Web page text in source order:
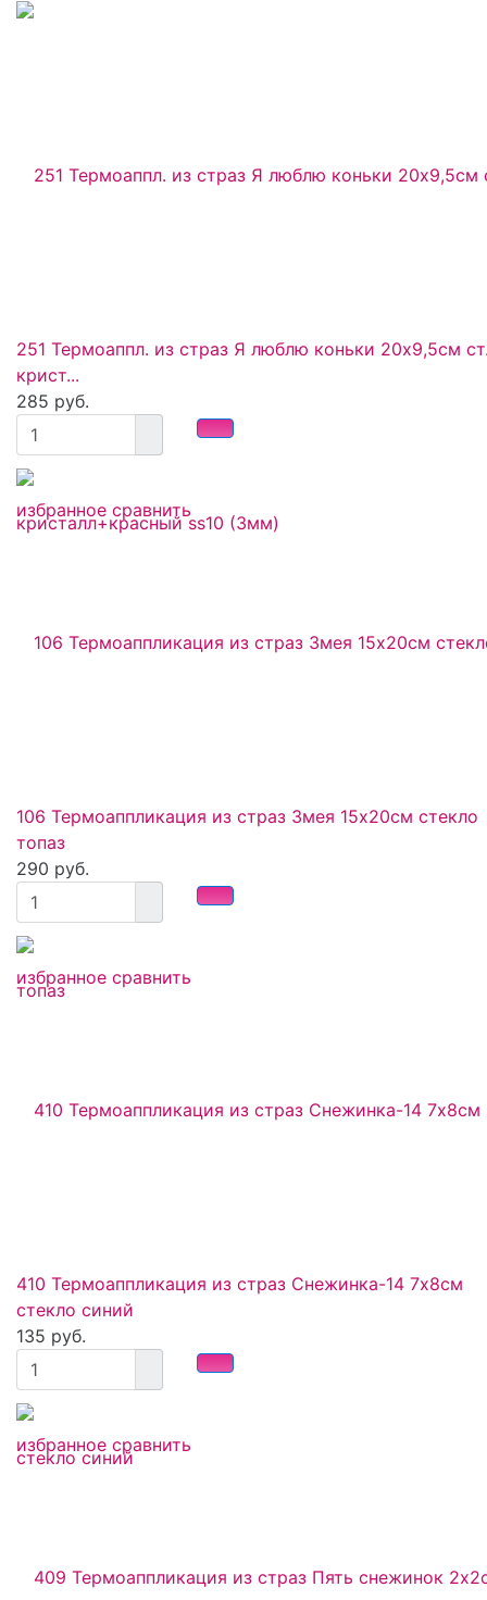
избранное сравнить
251 Термоаппл. из страз Я люблю коньки 20x9,5см
крист...
285 руб.
избранное сравнить
106 Термоаппликация из страз Змея 15х20см стекло
топаз
290 руб.
избранное сравнить
410 Термоаппликация из страз Снежинка-14 7х8см
стекло синий
135 руб.